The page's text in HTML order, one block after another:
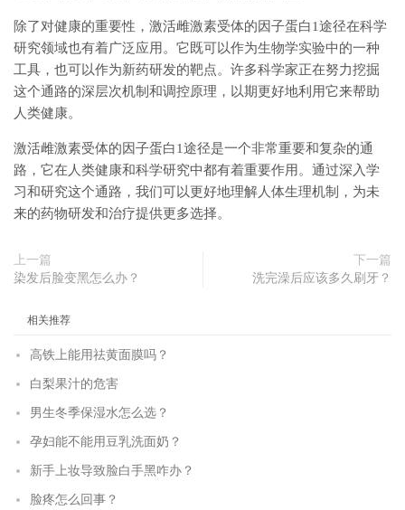
除了对健康的重要性，激活雌激素受体的因子蛋白1途径在科学
研究领域也有着广泛应用。它既可以作为生物学实验中的一种
工具，也可以作为新药研发的靶点。许多科学家正在努力挖掘
这个通路的深层次机制和调控原理，以期更好地利用它来帮助
人类健康。
激活雌激素受体的因子蛋白1途径是一个非常重要和复杂的通
路，它在人类健康和科学研究中都有着重要作用。通过深入学
习和研究这个通路，我们可以更好地理解人体生理机制，为未
来的药物研发和治疗提供更多选择。
上一篇
染发后脸变黑怎么办？
下一篇
洗完澡后应该多久刷牙？
相关推荐
高铁上能用祛黄面膜吗？
白梨果汁的危害
男生冬季保湿水怎么选？
孕妇能不能用豆乳洗面奶？
新手上妆导致脸白手黑咋办？
脸疼怎么回事？